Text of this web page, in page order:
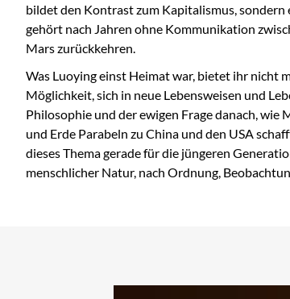
bildet den Kontrast zum Kapitalismus,
gehört nach Jahren ohne Kommunikation
Mars zurückkehren.
Was Luoying einst Heimat war, bietet ihr nicht
Möglichkeit, sich in neue Lebensweisen und
Philosophie und der ewigen Frage danach,
und Erde Parabeln zu China und den USA
dieses Thema gerade für die jüngeren
menschlicher Natur, nach Ordnung,